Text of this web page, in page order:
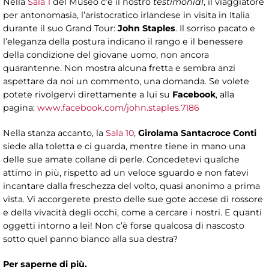
per antonomasia, l’aristocratico irlandese in visita in Italia
durante il suo Grand Tour: John Staples. Il sorriso pacato e
l’eleganza della postura indicano il rango e il benessere
della condizione del giovane uomo, non ancora
quarantenne. Non mostra alcuna fretta e sembra anzi
aspettare da noi un commento, una domanda. Se volete
potete rivolgervi direttamente a lui su Facebook, alla
pagina: www.facebook.com/john.staples.7186
Nella stanza accanto, la Sala 10, Girolama Santacroce Conti
siede alla toletta e ci guarda, mentre tiene in mano una
delle sue amate collane di perle. Concedetevi qualche
attimo in più, rispetto ad un veloce sguardo e non fatevi
incantare dalla freschezza del volto, quasi anonimo a prima
vista. Vi accorgerete presto delle sue gote accese di rossore
e della vivacità degli occhi, come a cercare i nostri. E quanti
oggetti intorno a lei! Non c’è forse qualcosa di nascosto
sotto quel panno bianco alla sua destra?
Per saperne di più.